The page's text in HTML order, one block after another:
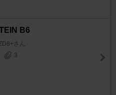
B6
さん
3